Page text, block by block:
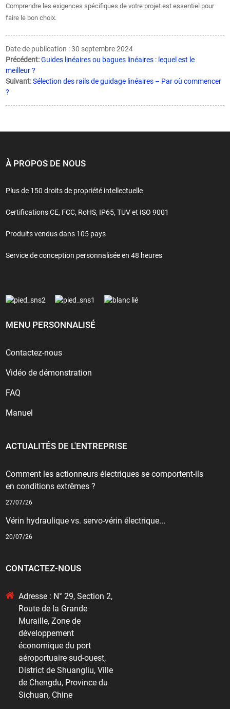
Comprendre les exigences spécifiques de votre projet est essentiel pour
faire le bon choix.
Date de publication : 30 septembre 2024
Précédent: Guides linéaires ou bagues linéaires : lequel est le
meilleur ?
Suivant: Sélection des rails de guidage linéaires – Par où commencer
?
À PROPOS DE NOUS
Plus de 150 droits de propriété intellectuelle
Certifications CE, FCC, RoHS, IP65, TUV et ISO 9001
Produits vendus dans 105 pays
Service de conception personnalisée en 48 heures
MENU PERSONNALISÉ
Contactez-nous
Vidéo de démonstration
FAQ
Manuel
ACTUALITÉS DE L'ENTREPRISE
Comment les actionneurs électriques se comportent-ils
en conditions extrêmes ?
27/07/26
Vérin hydraulique vs. servo-vérin électrique...
20/07/26
CONTACTEZ-NOUS
Adresse : N° 29, Section 2,
Route de la Grande
Muraille, Zone de
développement
économique du port
aéroportuaire sud-ouest,
District de Shuangliu, Ville
de Chengdu, Province du
Sichuan, Chine